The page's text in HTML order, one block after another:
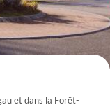
Voir sur la carte
et dans la Forêt-